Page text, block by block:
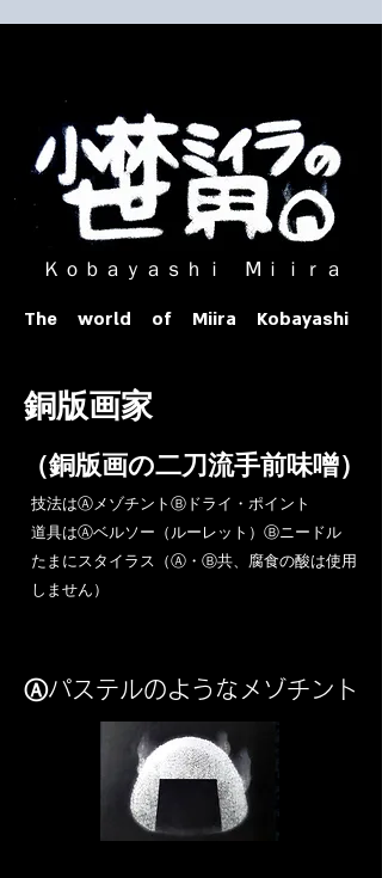
ｏｂａｙａｓｈｉ Ⅿｉｉｒａ​
The world of Miira Kobayashi
​銅版画家
​（銅版画の二刀流手前味噌）
​技法はⒶメゾチントⒷドライ・ポイント
道具はⒶベルソー（ルーレット）Ⓑニードル
​たまにスタイラス（Ⓐ・Ⓑ共、腐食の酸は使用
しません）
Ⓐパステルのようなメゾチント